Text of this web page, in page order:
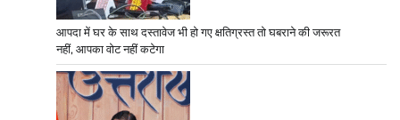
आपदा में घर के साथ दस्तावेज भी हो गए क्षतिग्रस्त तो घबराने की जरूरत
नहीं, आपका वोट नहीं कटेगा